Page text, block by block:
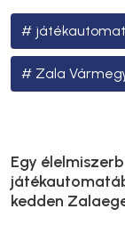
Zala
Egy
kedden